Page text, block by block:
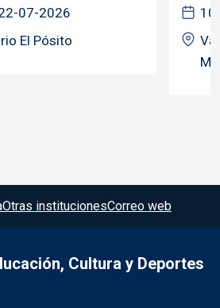
07-2026
El Pósito
Otras institucionesCorreo web
Cultura y Deportes